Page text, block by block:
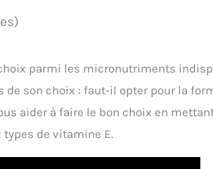
parmi les micronutriments
de son choix : faut-il opter pour la
aider à faire le bon choix en
de vitamine E.